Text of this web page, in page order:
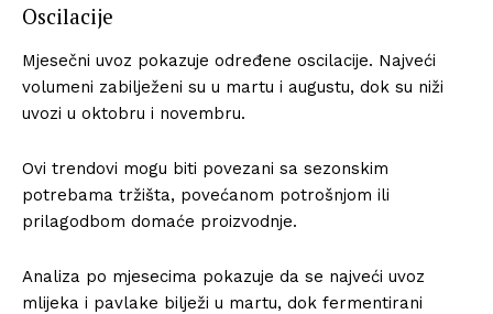
Oscilacije
Mjesečni uvoz pokazuje određene oscilacije. Najveći
volumeni zabilježeni su u martu i augustu, dok su niži
uvozi u oktobru i novembru.
Ovi trendovi mogu biti povezani sa sezonskim
potrebama tržišta, povećanom potrošnjom ili
prilagodbom domaće proizvodnje.
Analiza po mjesecima pokazuje da se najveći uvoz
mlijeka i pavlake bilježi u martu, dok fermentirani